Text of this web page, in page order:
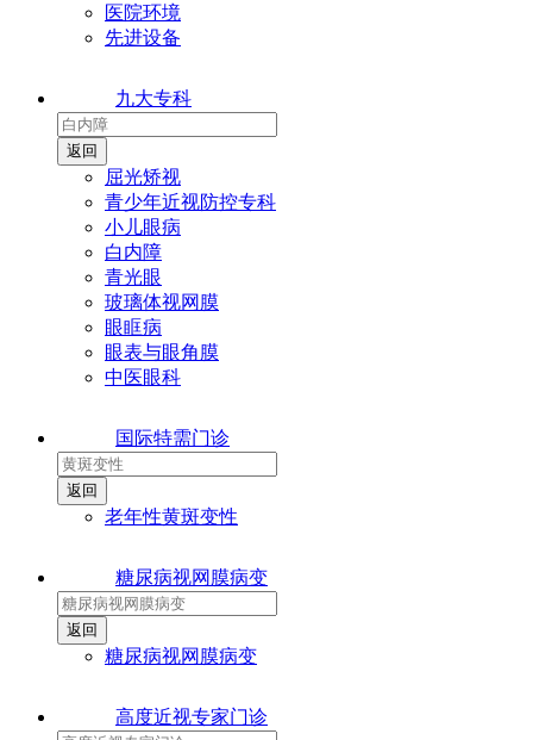
医院环境
先进设备
九大专科
屈光矫视
青少年近视防控专科
小儿眼病
白内障
青光眼
玻璃体视网膜
眼眶病
眼表与眼角膜
中医眼科
国际特需门诊
老年性黄斑变性
糖尿病视网膜病变
糖尿病视网膜病变
高度近视专家门诊